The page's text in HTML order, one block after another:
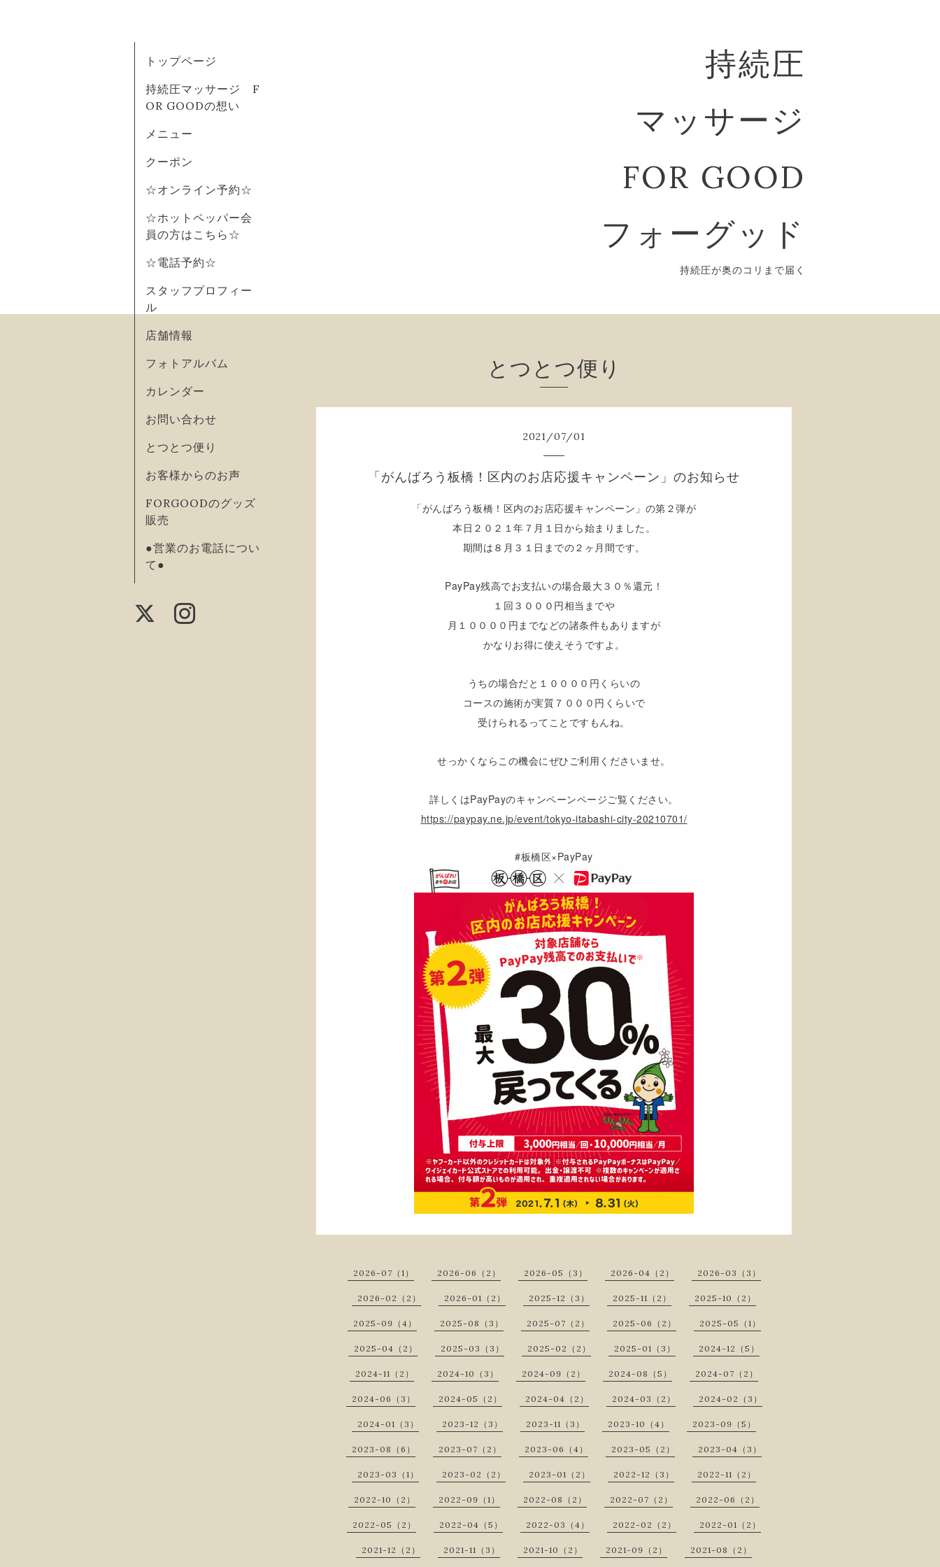
持続圧
マッサージ
FOR GOOD
フォーグッド
持続圧が奥のコリまで届く
トップページ
持続圧マッサージ F
OR GOODの想い
メニュー
クーポン
☆オンライン予約☆
☆ホットペッパー会
員の方はこちら☆
☆電話予約☆
スタッフプロフィー
ル
店舗情報
フォトアルバム
カレンダー
お問い合わせ
とつとつ便り
お客様からのお声
FORGOODのグッズ
販売
●営業のお電話につい
て●
とつとつ便り
2021/07/01
「がんばろう板橋！区内のお店応援キャンペーン」のお知らせ
「がんばろう板橋！区内のお店応援キャンペーン」の第２弾が
本日２０２１年７月１日から始まりました。
期間は８月３１日までの２ヶ月間です。
PayPay残高でお支払いの場合最大３０％還元！
１回３０００円相当までや
月１００００円までなどの諸条件もありますが
かなりお得に使えそうですよ。
うちの場合だと１００００円くらいの
コースの施術が実質７０００円くらいで
受けられるってことですもんね。
せっかくならこの機会にぜひご利用くださいませ。
詳しくはPayPayのキャンペーンページご覧ください。
https://paypay.ne.jp/event/tokyo-itabashi-city-20210701/
#板橋区 ×PayPay
2026-07（1） 2026-06（2） 2026-05（3） 2026-04（2） 2026-03（3）
2026-02（2） 2026-01（2） 2025-12（3） 2025-11（2） 2025-10（2）
2025-09（4） 2025-08（3） 2025-07（2） 2025-06（2） 2025-05（1）
2025-04（2） 2025-03（3） 2025-02（2） 2025-01（3） 2024-12（5）
2024-11（2） 2024-10（3） 2024-09（2） 2024-08（5） 2024-07（2）
2024-06（3） 2024-05（2） 2024-04（2） 2024-03（2） 2024-02（3）
2024-01（3） 2023-12（3） 2023-11（3） 2023-10（4） 2023-09（5）
2023-08（6） 2023-07（2） 2023-06（4） 2023-05（2） 2023-04（3）
2023-03（1） 2023-02（2） 2023-01（2） 2022-12（3） 2022-11（2）
2022-10（2） 2022-09（1） 2022-08（2） 2022-07（2） 2022-06（2）
2022-05（2） 2022-04（5） 2022-03（4） 2022-02（2） 2022-01（2）
2021-12（2） 2021-11（3） 2021-10（2） 2021-09（2） 2021-08（2）